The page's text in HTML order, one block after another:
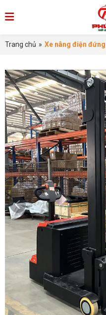
Trang chủ » Xe nâng điện